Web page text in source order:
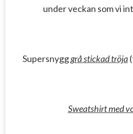
under veckan som vi
Supersnygggrå stickad tröja
Sweatshirt med